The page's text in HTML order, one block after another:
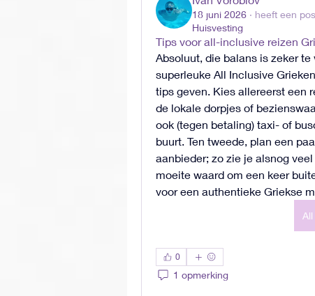
18 juni 2026 · heeft een
Huisvesting
Tips voor all-inclusive reizen
Absoluut, die balans is zeker
superleuke All Inclusive
tips geven. Kies allereerst een
de lokale dorpjes of
ook (tegen betaling) taxi- of
buurt. Ten tweede, plan een
aanbieder; zo zie je alsnog
moeite waard om een keer
voor een authentieke Griekse
0
1 opmerking